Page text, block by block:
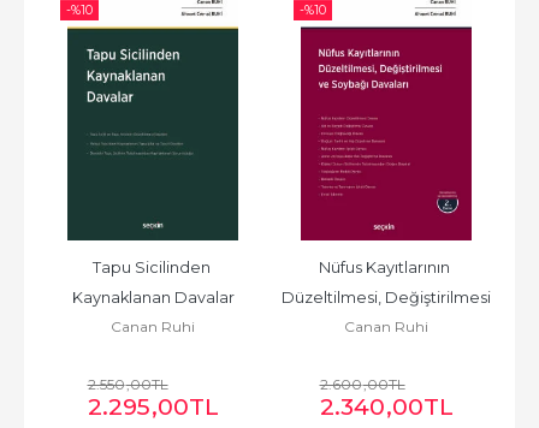
-%10
Tapu Sicilinden
Kaynaklanan Davalar
Canan Ruhi
2.550,00TL
2.295,00TL
-%10
Nüfus Kayıtlarının
Düzeltilmesi, Değiştirilmesi
ve Soybağı Davaları
Canan Ruhi
2.600,00TL
2.340,00TL